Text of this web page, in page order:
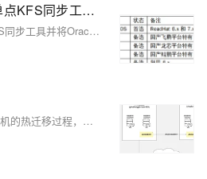
Centos7下图形化部署单点KFS同步工具并将Oracle增量同步到KES
Centos7下图形化部署单点KFS同步工具并将Oracle增量同步到KES
这篇文章详细介绍了KVM虚拟机的热迁移过程，包括临时迁移和永久迁移的步骤，以及可能遇到的故障和解决方案。